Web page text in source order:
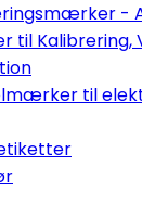
-
til Kalibrering,
til